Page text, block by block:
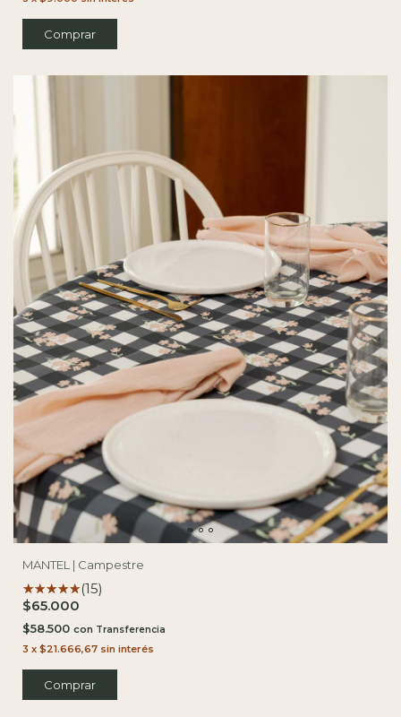
MANTEL | Campestre
(15)
$65.000
$58.500 con
3 x $21.666,67 sin interés
Comprar